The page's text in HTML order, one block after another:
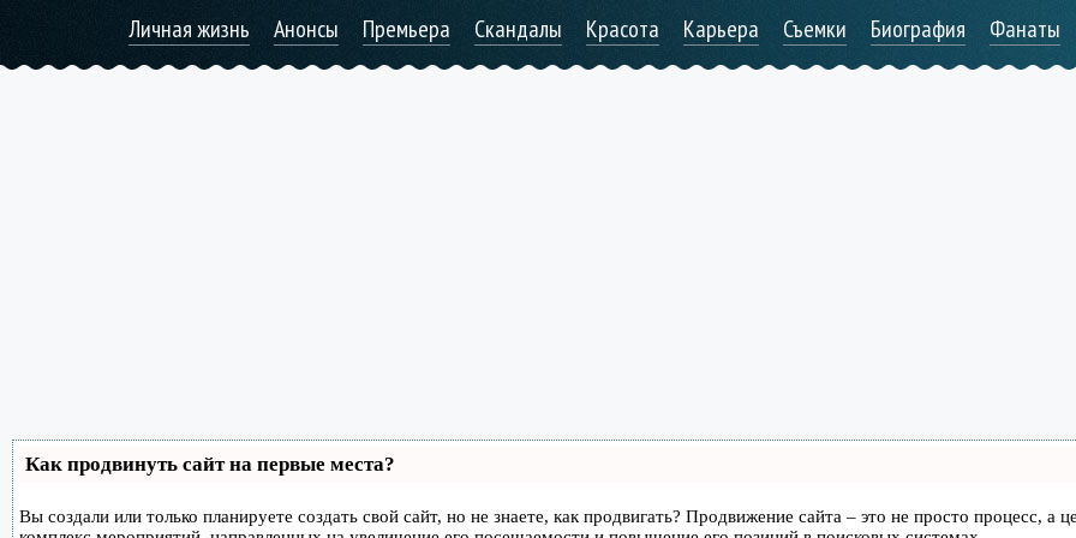
Личная жизнь Анонсы Премьера Скандалы Красота Карьера Съемки Биография Фанаты
Как продвинуть сайт на первые места?
Вы создали или только планируете создать свой сайт, но не знаете, как продвигать? Продвижение сайта – это не просто процесс, а